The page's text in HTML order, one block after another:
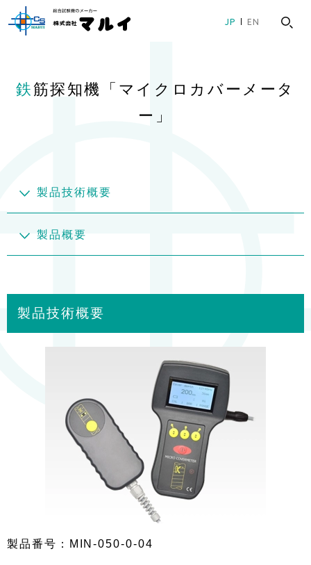
ロ
文
ー
ッ
JP EN
鉄筋探知機「マイクロカバーメータ
ー」
製品技術概要
製品概要
製品技術概要
製品番号：MIN-050-0-04